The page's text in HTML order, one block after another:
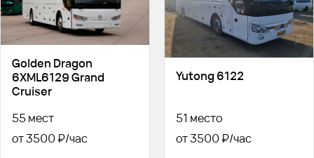
Golden Dragon
6XML6129 Grand
Cruiser
55 мест
от 3500 ₽
Yutong 6122
51 место
от 3500 ₽